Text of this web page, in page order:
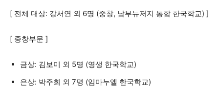
[ 전체 대상: 강서연 외 6명 (중창, 남부뉴저지 통합 한국학교) ]
[ 중창부문 ]
금상: 김보미 외 5명 (영생 한국학교)
은상: 박주희 외 7명 (임마누엘 한국학교)